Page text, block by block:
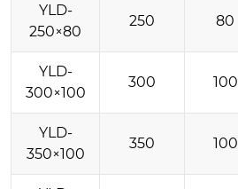
YLD-
250×80
250 80
YLD-
300×100
300 100
YLD-
350×100
350 100